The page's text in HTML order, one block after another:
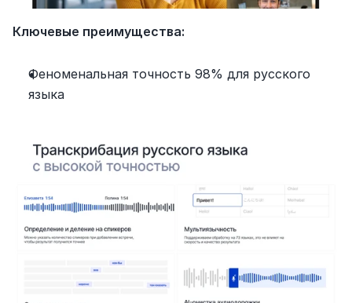
Ключевые преимущества:
Феноменальная точность 98% для русского
языка